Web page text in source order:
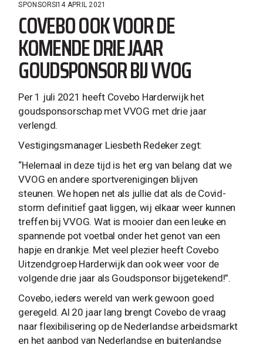
SPONSORS 14 APRIL 2021
COVEBO OOK VOOR DE
KOMENDE DRIE JAAR
GOUDSPONSOR BIJ VVOG
Per 1 juli 2021 heeft Covebo Harderwijk het
goudsponsorschap met VVOG met drie jaar
verlengd.
Vestigingsmanager Liesbeth Redeker zegt:
“Helemaal in deze tijd is het erg van belang dat we
VVOG en andere sportverenigingen blijven
steunen. We hopen net als jullie dat als de Covid-
storm definitief gaat liggen, wij elkaar weer kunnen
treffen bij VVOG. Wat is mooier dan een leuke en
spannende pot voetbal onder het genot van een
hapje en drankje. Met veel plezier heeft Covebo
Uitzendgroep Harderwijk dan ook weer voor de
volgende drie jaar als Goudsponsor bijgetekend!”.
Covebo, ieders wereld van werk gewoon goed
geregeld. Al 20 jaar lang brengt Covebo de vraag
naar flexibilisering op de Nederlandse arbeidsmarkt
en het aanbod van Nederlandse en buitenlandse